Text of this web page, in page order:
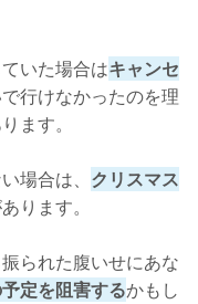
いた場合はキャンセ
行けなかったのを理
ます。
場合は、 クリスマス
ります。
られた腹いせにあな
定を阻害するかもし